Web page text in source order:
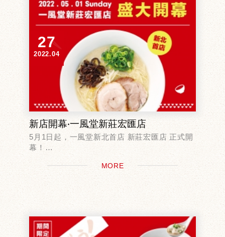
27
2022.04
新店開幕‧一風堂新莊宏匯店
5月1日起，一風堂新北首店 新莊宏匯店 正式開
幕！
除了有舒適的座位、美味的餐點外，
一風堂還特別為了新北首店推出獨家甜點‧飲
MORE